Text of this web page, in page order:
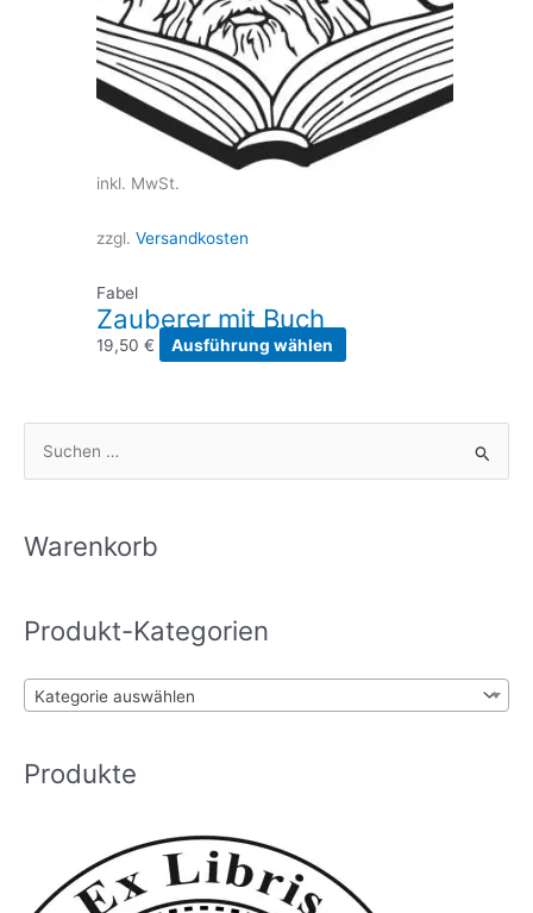
inkl. MwSt.
zzgl.Versandkosten
Fabel
Zauberer mit Buch
19,50€ Ausführung wählen
mehrere
auf.
werden
h
n
:
Warenkorb
Produkt-Kategorien
Kategorie auswählen
Produkte